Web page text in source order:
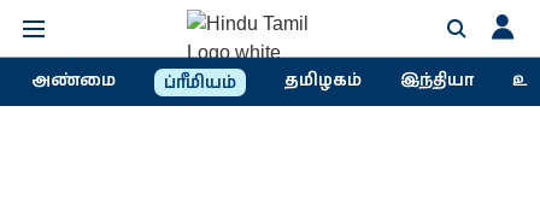
அண்மை ப்ரீமியம் தமிழகம் இந்தியா